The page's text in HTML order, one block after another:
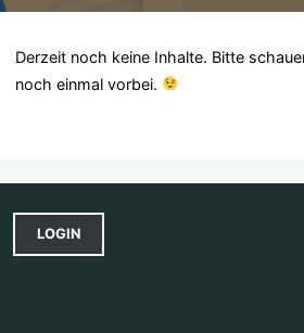
Derzeit noch keine Inhalte. Bitte
noch einmal vorbei.
LOGIN